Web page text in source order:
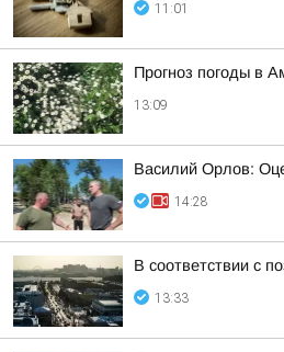
11:01
Прогноз погоды в
13:09
Василий Орлов:
14:28
В соответствии с
13:33